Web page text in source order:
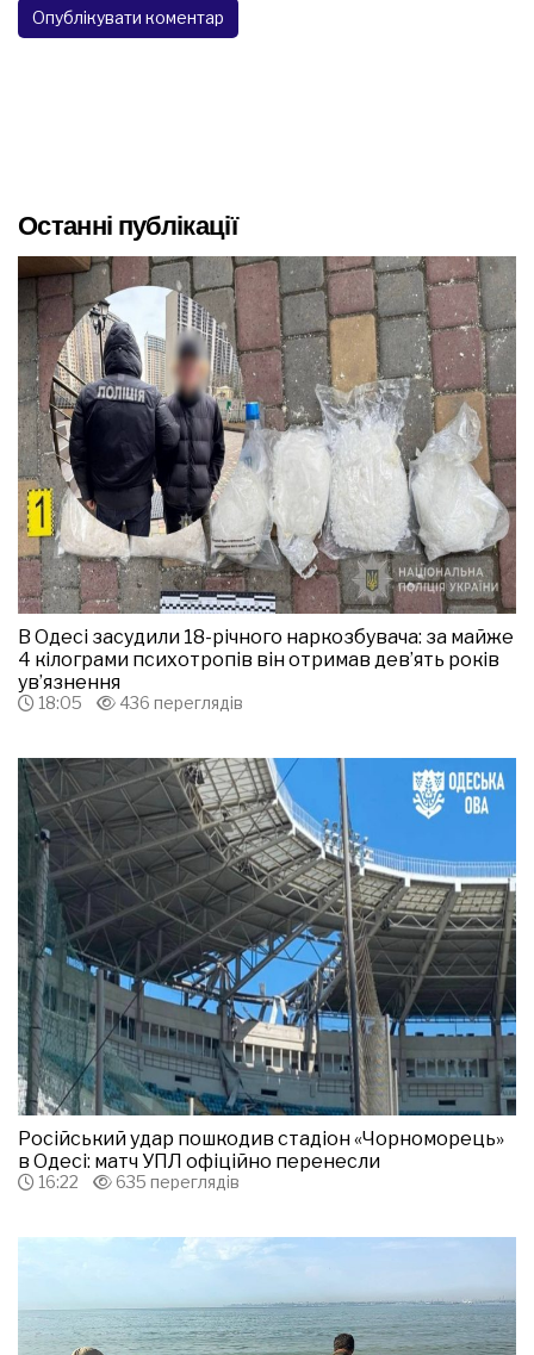
Останні публікації
В Одесі засудили 18-річного наркозбувача: за майже
4 кілограми психотропів він отримав дев’ять років
ув’язнення
18:05 436 переглядів
Російський удар пошкодив стадіон «Чорноморець»
в Одесі: матч УПЛ офіційно перенесли
16:22 635 переглядів